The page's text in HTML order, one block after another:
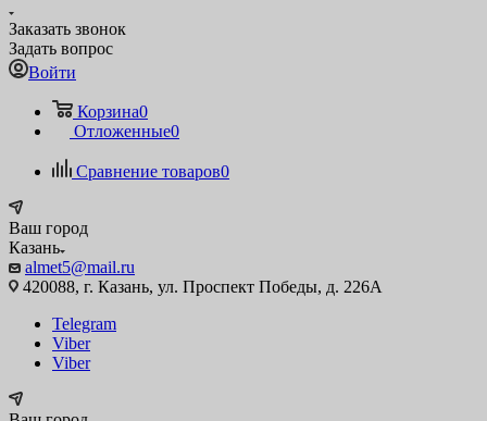
Заказать звонок
Задать вопрос
Войти
Корзина0
Отложенные0
Сравнение товаров0
Ваш город
Казань
almet5@mail.ru
420088, г. Казань, ул. Проспект Победы, д. 226А
Telegram
Viber
Viber